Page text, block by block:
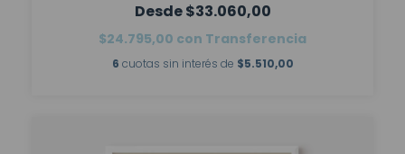
$33.060,00
$24.795,00 con Transferencia
6 cuotas sin interés de $5.510,00